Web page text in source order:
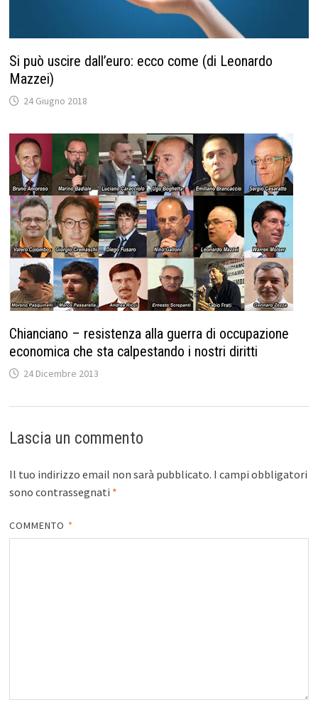
Si può uscire dall’euro: ecco come (di Leonardo
Mazzei)
24 Giugno 2018
Chianciano – resistenza alla guerra di occupazione
economica che sta calpestando i nostri diritti
24 Dicembre 2013
Lascia un commento
Il tuo indirizzo email non sarà pubblicato. I campi obbligatori
sono contrassegnati *
COMMENTO *